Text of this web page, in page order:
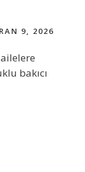
9, 2026
bakıcı